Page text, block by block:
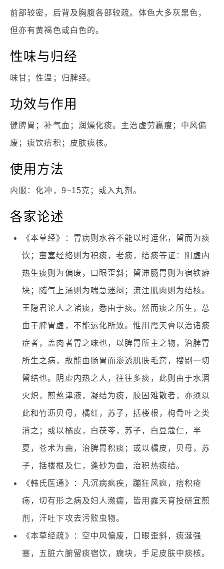
前部较密，后背及胸腹各部较疏。体色大多灰黑色，
但亦有黄褐色或白色的。
性味与归经
味甘；性温；归脾经。
功效与作用
健脾胃；补气血；润燥化痰。主治虚劳赢瘦；中风偏
废；痰饮痞积；皮肤痰核。
使用方法
内服：化冲，9~15克；或入丸剂。
各家论述
《本草经》：胃病则水谷不能以时运化，留而为痰
饮；蛮塞经络则为积痰，老痰，结痰等证：阴虚内
热生痰则为偏废，口眼歪斜；留滞肠胃则为宿铁癖
块；随气上涌则为喘急迷闷；流注肌肉则为结核。
王隐君论人之诸痰，悉由于痰。然而痰之所生，总
由于脾胃虚，不能运化所致。惟用霞天膏以治诸痰
症者，盖肉者胃之味也，以脾胃所主之物，治脾胃
所生之病，故能由肠胃而渗透肌肤毛窍，搜剔一切
留结也。阴虚内热之人，往往多痰，此则由于水涸
火炽，煎熬津液，凝结为痰，胶固难散者，亦须以
此和竹沥贝母，橘红，苏子，括楼根，枸骨叶之类
消之；或以橘皮，白茯苓，苏子，白豆蔻仁，半
夏，苍术为曲，治脾胃积痰；或以橘皮，贝母，苏
子，括楼根及仁，蓬砂为曲，治积热痰结。
《韩氏医通》：凡沉病疯疾，蹦狂风疯，痞积疮
疡，切有形之病及妇人濒瘸，皆用露天育投研宜煎
剂，汗吐下攻去污败虫物。
《本草经疏》：空中风偏废，口眼歪斜，痰涎强
塞，五脏六腑留痰宿饮，瘸块，手足皮肤中痰核。